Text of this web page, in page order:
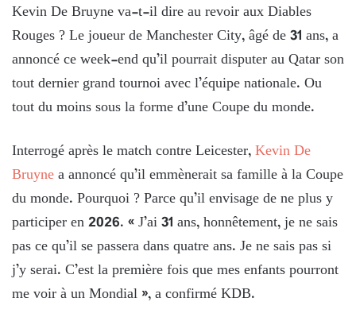
Kevin De Bruyne va-t-il dire au revoir aux Diables
Rouges ? Le joueur de Manchester City, âgé de 31 ans, a
annoncé ce week-end qu’il pourrait disputer au Qatar son
tout dernier grand tournoi avec l’équipe nationale. Ou
tout du moins sous la forme d’une Coupe du monde.
Interrogé après le match contre Leicester,Kevin De
Bruynea annoncé qu’il emmènerait sa famille à la Coupe
du monde. Pourquoi ? Parce qu’il envisage de ne plus y
participer en 2026. « J’ai 31 ans, honnêtement, je ne sais
pas ce qu’il se passera dans quatre ans. Je ne sais pas si
j’y serai. C’est la première fois que mes enfants pourront
me voir à un Mondial », a confirmé KDB.